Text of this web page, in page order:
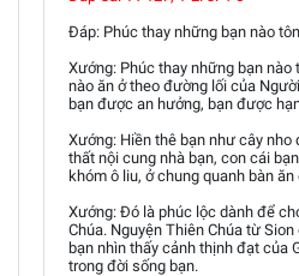
Ðáp: Phúc thay những bạn nào
Xướng: Phúc thay những bạn nào
nào ăn ở theo đường lối của
bạn được an hưởng, bạn được
Xướng: Hiền thê bạn như cây nho
thất nội cung nhà bạn, con cái
khóm ô liu, ở chung quanh bàn ăn
Xướng: Ðó là phúc lộc dành để
Chúa. Nguyện Thiên Chúa từ
bạn nhìn thấy cảnh thịnh đạt của
trong đời sống bạn.